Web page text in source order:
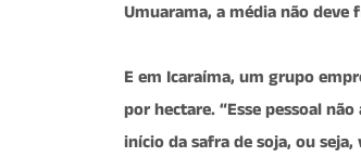
Umuarama, a média não deve
E em Icaraíma, um grupo
por hectare. “Esse pessoal
início da safra de soja, ou